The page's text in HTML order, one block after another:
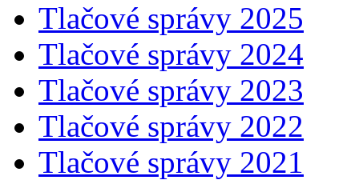
Tlačové správy 2025
Tlačové správy 2024
Tlačové správy 2023
Tlačové správy 2022
Tlačové správy 2021